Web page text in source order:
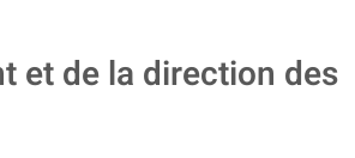
et de la direction des